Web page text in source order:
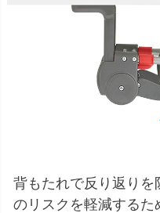
背もたれで反り返り
のリスクを軽減する